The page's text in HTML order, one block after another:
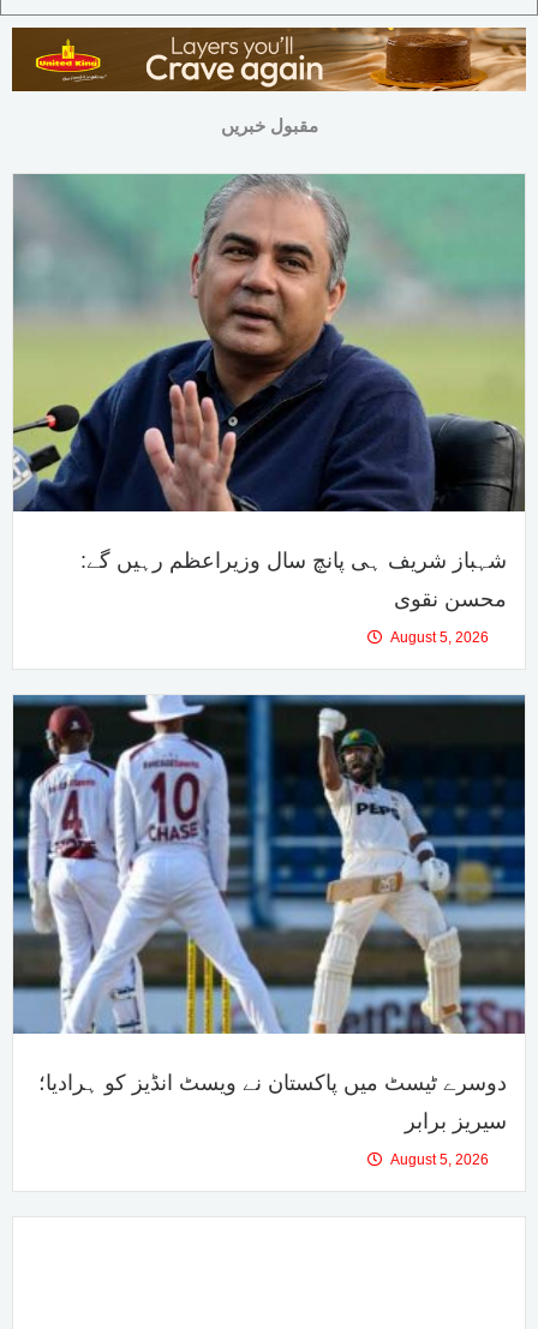
مقبول خبریں
شہباز شریف ہی پانچ سال وزیراعظم رہیں گے:
محسن نقوی
August 5, 2026
دوسرے ٹیسٹ میں پاکستان نے ویسٹ انڈیز کو ہرادیا؛
سیریز برابر
August 5, 2026